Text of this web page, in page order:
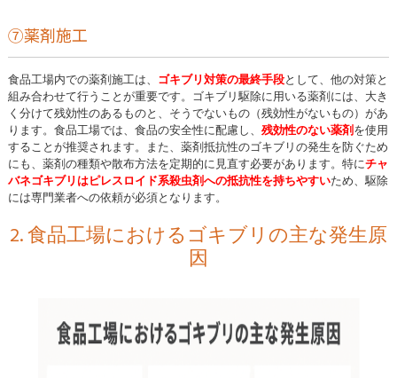
⑦薬剤施工
食品工場内での薬剤施工は、 ゴキブリ対策の最終手段として、他の対策と
組み合わせて行うことが重要です。ゴキブリ駆除に用いる薬剤には、大き
く分けて残効性のあるものと、そうでないもの（残効性がないもの）があ
ります。食品工場では、食品の安全性に配慮し、 残効性のない薬剤 を使用
することが推奨されます。また、薬剤抵抗性のゴキブリの発生を防ぐため
にも、薬剤の種類や散布方法を定期的に見直す必要があります。特にチャ
バネゴキブリはピレスロイド系殺虫剤への抵抗性を持ちやすいため、駆除
には専門業者への依頼が必須となります。
2. 食品工場におけるゴキブリの主な発生原
因